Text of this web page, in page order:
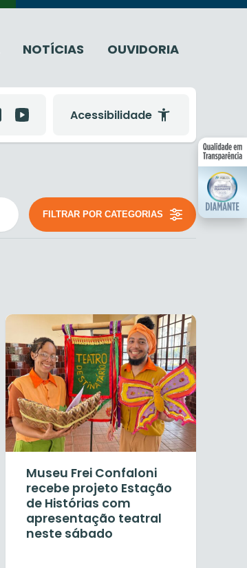
NOTÍCIAS OUVIDORIA
Acessibilidade
FILTRAR POR CATEGORIAS
Museu Frei Confaloni
recebe projeto Estação
de Histórias com
apresentação teatral
neste sábado